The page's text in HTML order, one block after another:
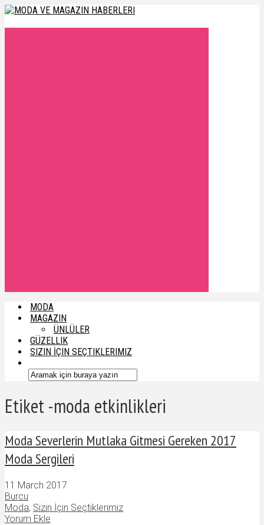
MODA
MAGAZIN
ÜNLÜLER
GÜZELLIK
SIZIN İÇIN SEÇTIKLERIMIZ
Etiket -moda etkinlikleri
Moda Severlerin Mutlaka Gitmesi Gereken 2017
Moda Sergileri
11 March 2017
Burcu
Moda, Sizin İçin Seçtiklerimiz
Yorum Ekle